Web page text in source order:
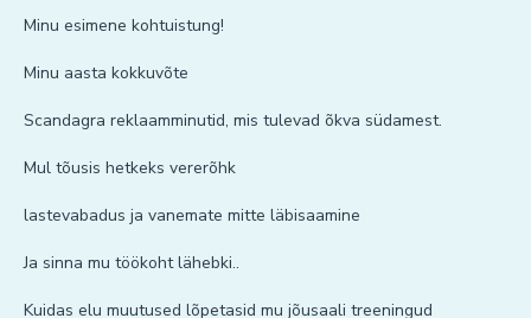
Minu esimene kohtuistung!
Minu aasta kokkuvõte
Scandagra reklaamminutid, mis tulevad õkva südamest.
Mul tõusis hetkeks vererõhk
lastevabadus ja vanemate mitte läbisaamine
Ja sinna mu töökoht lähebki..
Kuidas elu muutused lõpetasid mu jõusaali treeningud